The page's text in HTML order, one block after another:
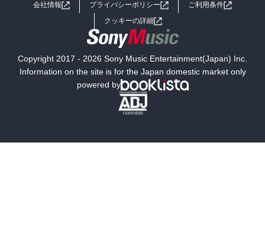
小説
海外小説
ミステリー SF
文学
会社情報 プライバシーポリシー
ご利用条件
クッキーの詳細
Copyright 2017 - 2026 Sony Music Entertainment(Japan) Inc.
Information on the site is for the Japan domestic market only
powered by